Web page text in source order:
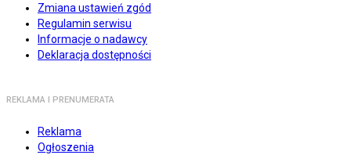
Zmiana ustawień zgód
Regulamin serwisu
Informacje o nadawcy
Deklaracja dostępności
REKLAMA I PRENUMERATA
Reklama
Ogłoszenia